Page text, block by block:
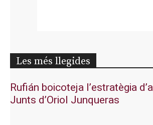
Les més llegides
Rufián boicoteja l’estratègia
Junts d’Oriol Junqueras